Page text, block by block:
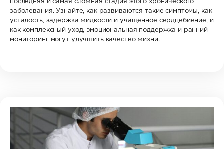
последняя и самая сложная стадия этого хронического
заболевания. Узнайте, как развиваются такие симптомы, как
усталость, задержка жидкости и учащенное сердцебиение, и
как комплексный уход, эмоциональная поддержка и ранний
мониторинг могут улучшить качество жизни.